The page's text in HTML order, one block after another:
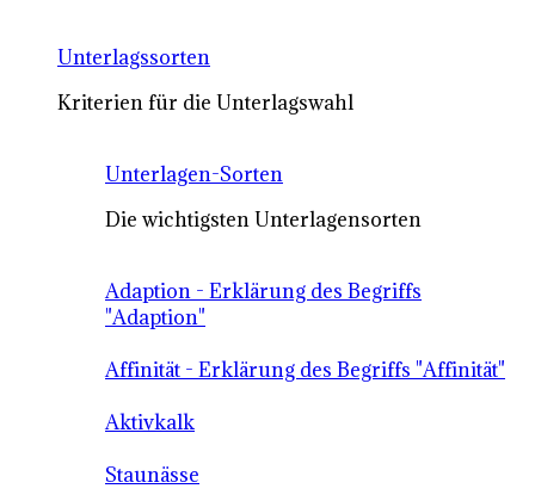
Unterlagssorten
Kriterien für die Unterlagswahl
Unterlagen-Sorten
Die wichtigsten Unterlagensorten
Adaption - Erklärung des Begriffs
"Adaption"
Affinität - Erklärung des Begriffs "Affinität"
Aktivkalk
Staunässe